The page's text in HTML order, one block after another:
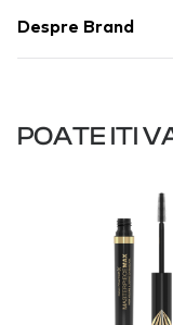
Despre Brand
POATE ITI